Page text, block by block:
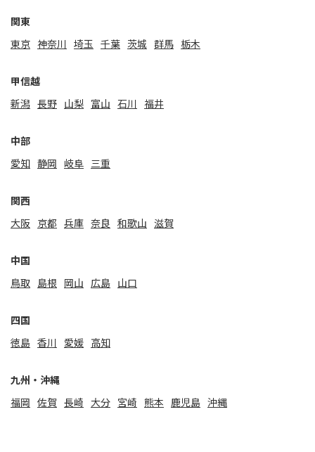
関東
東京 神奈川 埼玉 千葉 茨城 群馬 栃木
甲信越
新潟 ⻑野 山梨 富山 石川 福井
中部
愛知 静岡 岐阜 三重
関⻄
大阪
京都 兵庫 奈良 和歌山 滋賀
中国
鳥取
島根 岡山 広島 山口
四国
徳島 香川 愛媛 高知
九州・沖縄
福岡
佐賀 ⻑崎 大分 宮崎 熊本 鹿児島 沖縄